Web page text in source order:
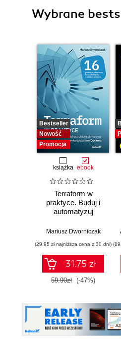
Wybrane
Bestseller
Nowość
Promocja
książka ebook
Terraform w
praktyce. Buduj i
automatyzuj
chmurową oraz
wykorzystaniem
Dockera
Mariusz Dworniczak
(29,95 zł najniższa cena z 30 dni)
31.75 zł
59.90zł (-47%)